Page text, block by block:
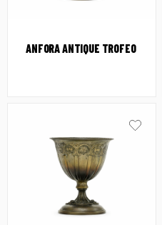
ANFORA ANTIQUE TROFEO